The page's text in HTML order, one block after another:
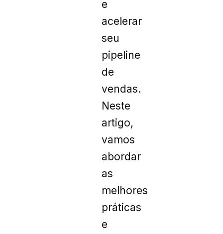
e
acelerar
seu
pipeline
de
vendas.
Neste
artigo,
vamos
abordar
as
melhores
práticas
e